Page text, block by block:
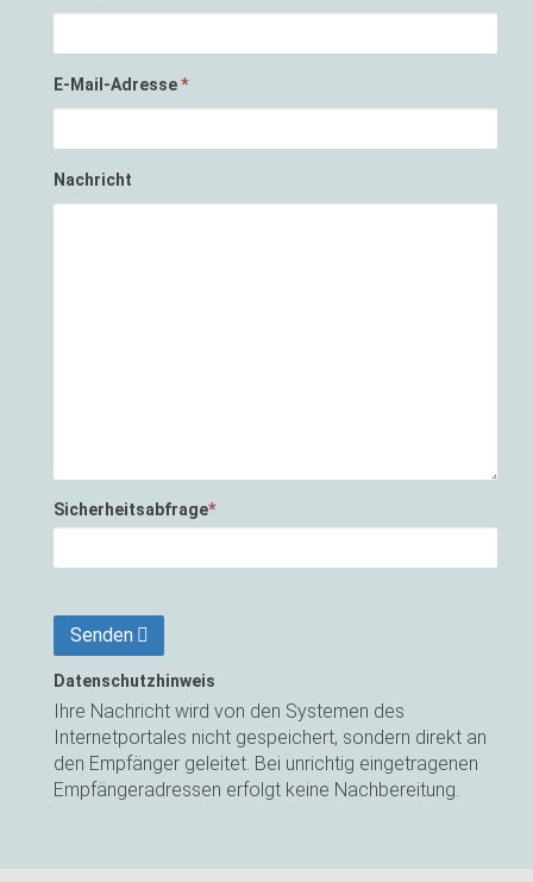
E-Mail-Adresse*
Nachricht
Sicherheitsabfrage*
Senden
Datenschutzhinweis
Ihre Nachricht wird von den Systemen des
Internetportales nicht gespeichert, sondern direkt an
den Empfänger geleitet. Bei unrichtig eingetragenen
Empfängeradressen erfolgt keine Nachbereitung.